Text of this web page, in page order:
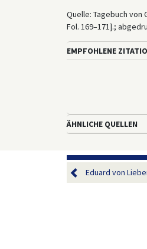
Quelle: Tagebuch von
Fol. 169–171].;
EMPFOHLENE
ÄHNLICHE QUELLEN
Eduard von